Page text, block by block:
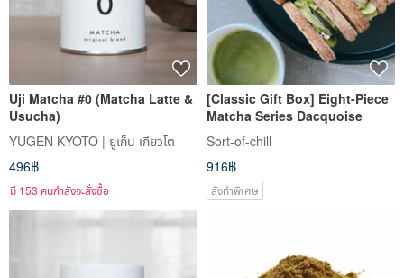
Uji Matcha #0 (Matcha Latte &
Usucha)
YUGEN KYOTO | ยูเก็น เกียวโต
496฿
มี 153 คนกำลังจะสั่งซื้อ
[Classic Gift Box] Eight-Piece
Matcha Series Dacquoise
Sort-of-chill
916฿
สั่งทำพิเศษ